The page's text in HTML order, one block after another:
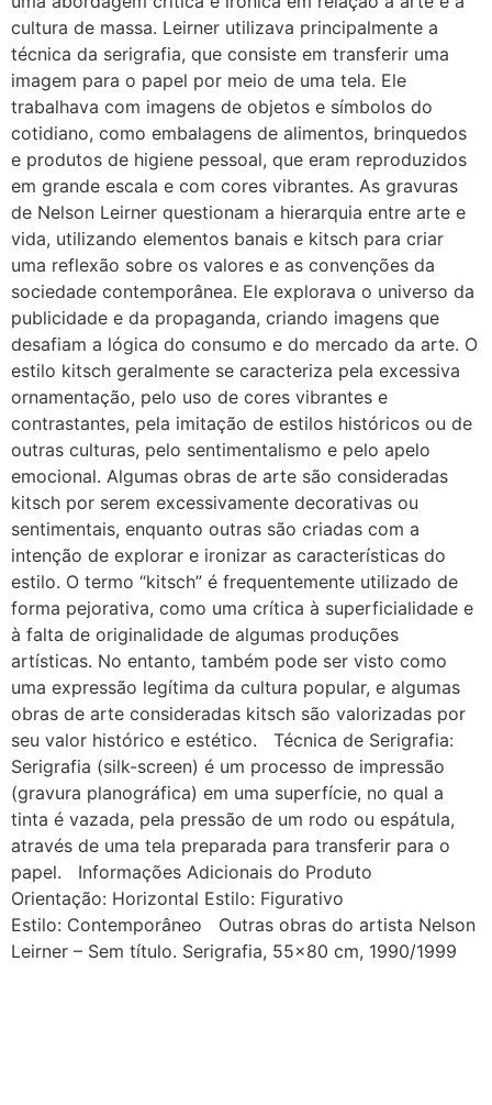
cultura de massa. Leirner utilizava principalmente a
técnica da serigrafia, que consiste em transferir uma
imagem para o papel por meio de uma tela. Ele
trabalhava com imagens de objetos e símbolos do
cotidiano, como embalagens de alimentos, brinquedos
e produtos de higiene pessoal, que eram reproduzidos
em grande escala e com cores vibrantes. As gravuras
de Nelson Leirner questionam a hierarquia entre arte e
vida, utilizando elementos banais e kitsch para criar
uma reflexão sobre os valores e as convenções da
sociedade contemporânea. Ele explorava o universo da
publicidade e da propaganda, criando imagens que
desafiam a lógica do consumo e do mercado da arte. O
estilo kitsch geralmente se caracteriza pela excessiva
ornamentação, pelo uso de cores vibrantes e
contrastantes, pela imitação de estilos históricos ou de
outras culturas, pelo sentimentalismo e pelo apelo
emocional. Algumas obras de arte são consideradas
kitsch por serem excessivamente decorativas ou
sentimentais, enquanto outras são criadas com a
intenção de explorar e ironizar as características do
estilo. O termo “kitsch” é frequentemente utilizado de
forma pejorativa, como uma crítica à superficialidade e
à falta de originalidade de algumas produções
artísticas. No entanto, também pode ser visto como
uma expressão legítima da cultura popular, e algumas
obras de arte consideradas kitsch são valorizadas por
seu valor histórico e estético. Técnica de Serigrafia:
Serigrafia (silk-screen) é um processo de impressão
(gravura planográfica) em uma superfície, no qual a
tinta é vazada, pela pressão de um rodo ou espátula,
através de uma tela preparada para transferir para o
papel. Informações Adicionais do Produto
Orientação: Horizontal Estilo: Figurativo
Estilo: Contemporâneo Outras obras do artista Nelson
Leirner – Sem título. Serigrafia, 55×80 cm, 1990/1999